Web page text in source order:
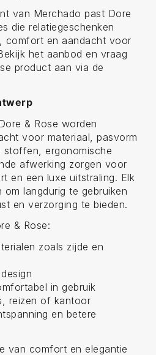
van Merchado past Dore
die relatiegeschenken
comfort en aandacht voor
het aanbod en vraag
product aan via de
& Rose worden
voor materiaal, pasvorm
ergonomische
afwerking zorgen voor
en een luxe uitstraling. Elk
langdurig te gebruiken
en verzorging te bieden.
& Rose:
zoals zijde en
in gebruik
reizen of kantoor
en betere
van comfort en elegantie